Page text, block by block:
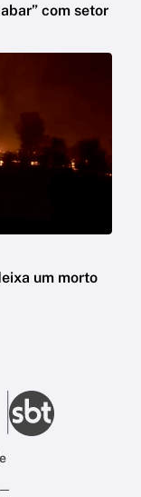
com setor
um morto